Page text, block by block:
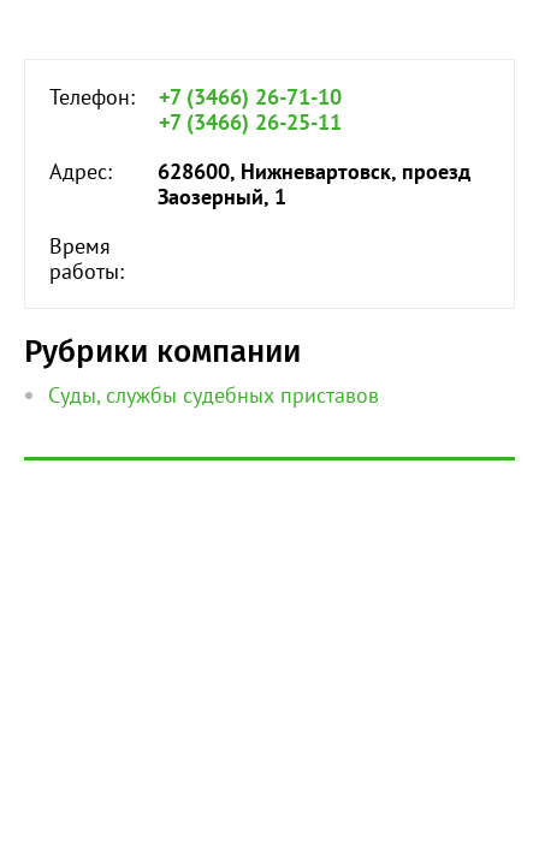
Телефон:
+7 (3466) 26-71-10
+7 (3466) 26-25-11
Адрес:
628600, Нижневартовск, проезд
Заозерный, 1
Время
работы:
Рубрики компании
Суды, службы судебных приставов